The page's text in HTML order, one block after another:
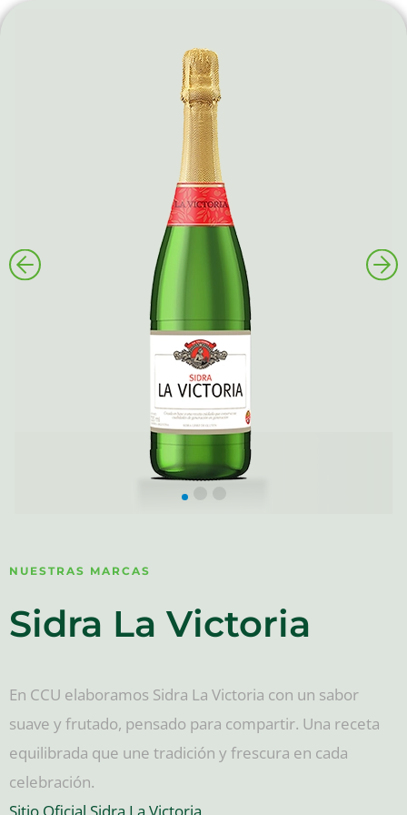
NUESTRAS MARCAS
Sidra La Victoria
En CCU elaboramos Sidra La Victoria con un sabor
suave y frutado, pensado para compartir. Una receta
equilibrada que une tradición y frescura en cada
celebración.